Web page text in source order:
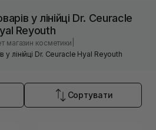
у лінійці Dr. Ceuracle
Reyouth
магазин косметики
у лінійці Dr. Ceuracle Hyal Reyouth
Сортувати